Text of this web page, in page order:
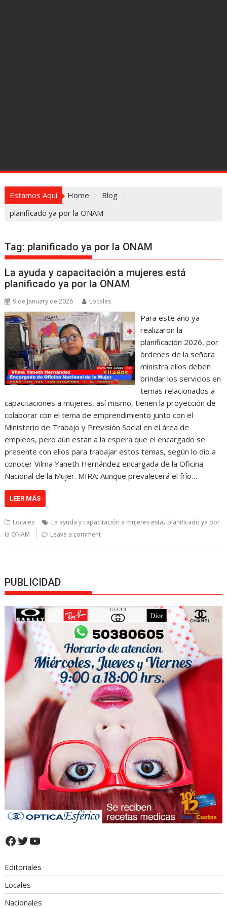
Estamos Aquí Home
Blog
planificado ya por la ONAM
Tag: planificado ya por la ONAM
La ayuda y capacitación a mujeres está
planificado ya por la ONAM
9 de January de 2026 Locales
Para este año ya
realizaron la
planificación 2026, por
órdenes de la señora
ministra ellos deben
brindar los servicios en
temas relacionados a
capacitaciones a mujeres, así mismo, tienen la proyección de
colaborar con el tema de emprendimiento junto con el
Ministerio de Trabajo y Previsión Social en el área de
empleos, pero aún están a la espera que el encargado se
presente con ellos para trabajar estos temas, según lo dio a
conocer Vilma Yaneth Hernández encargada de la Oficina
Nacional de la Mujer. MIRA: Aunque prevalecerá el frío…
LEER MÁS
Locales La ayuda y capacitación a mujeres está, planificado ya por
la ONAM
Leave a comment
PUBLICIDAD
Facebook
Twitter
YouTube
Editoriales
Locales
Nacionales